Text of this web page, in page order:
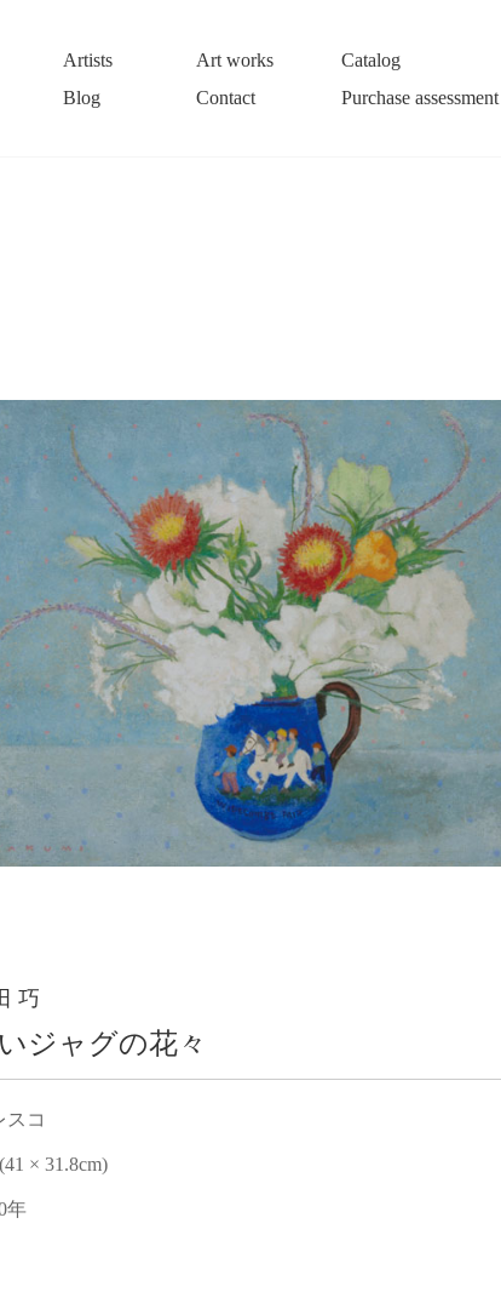
Artists Art works
Catalog
Blog
Contact Purchase assessment
巧
ジャグの花々
スコ
× 31.8cm)
年